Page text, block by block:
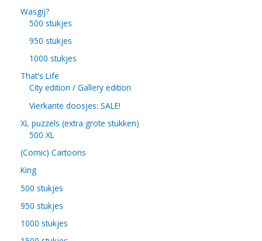
Wasgij?
500 stukjes
950 stukjes
1000 stukjes
That's Life
City edition / Gallery edition
Vierkante doosjes: SALE!
XL puzzels (extra grote stukken)
500 XL
(Comic) Cartoons
King
500 stukjes
950 stukjes
1000 stukjes